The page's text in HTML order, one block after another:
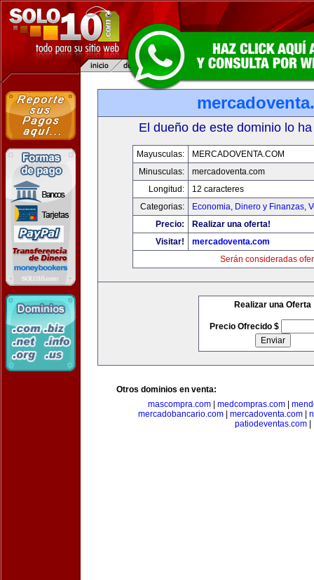
El dueño de este dominio lo
Mayusculas:
MERCADOVENTA.COM
Minusculas:
mercadoventa.com
Longitud:
12 caracteres
Categorias:
Economia, Dinero y Finanzas,
Precio:
Realizar una oferta!
Visitar!
mercadoventa.com
Serán consideradas
Realizar una Oferta
Precio Ofrecido $
Otros dominios en venta:
mascompra.com| medcompras.com|
mercadobancario.com| mercadoventa.com|
patiodeventas.com|